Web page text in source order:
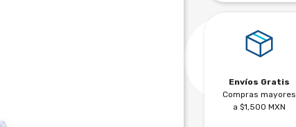
Envíos Gratis
Compras mayores
a $1,500 MXN